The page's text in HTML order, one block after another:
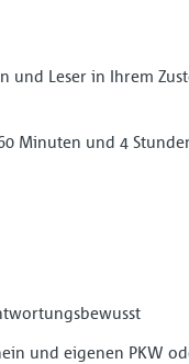
und Leser in Ihrem
Minuten und 4
und eigenen PKW